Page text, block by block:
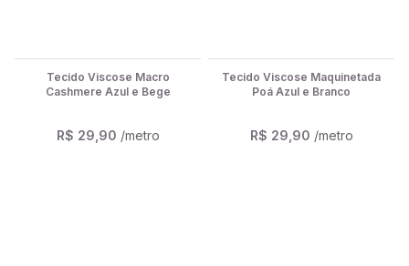
Tecido Viscose Macro
Cashmere Azul e Bege
R$ 29,90 /metro
Tecido Viscose Maquinetada
Poá Azul e Branco
R$ 29,90 /metro